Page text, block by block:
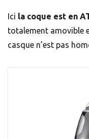
Ici la coque est en
totalement amovible
casque n’est pas